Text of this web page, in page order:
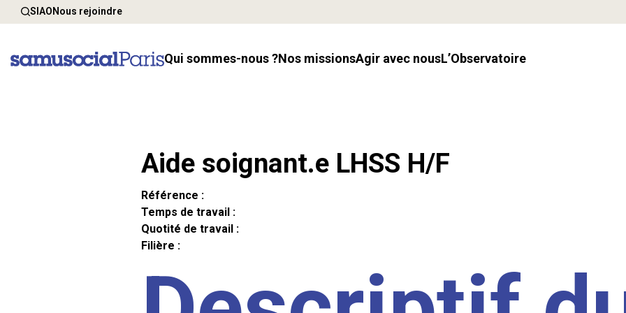
SIAONous rejoindre
Qui sommes-nous ? Nos missions Agir avec nous l’Observatoire
Aide soignant.e LHSS H/F
Référence :
Temps de travail :
Quotité de travail :
Filière :